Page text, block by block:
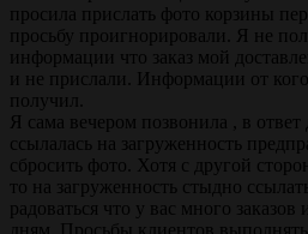
просила прислать фото корзины
просьбу проигнорировали. Я не
информации что заказ мой
и не прислали. Информации от
получил.
Я сама вечером позвонила , в ответ
ссылалась на загруженность
сбросить фото. Хотя с другой
то на загруженность стыдно
радоваться что у вас много
дням. Просьбы клиентов